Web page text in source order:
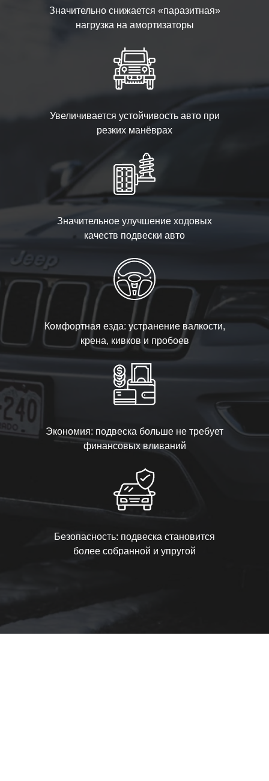
Значительно снижается «паразитная»
нагрузка на амортизаторы
Увеличивается устойчивость авто при
резких манёврах
Значительное улучшение ходовых
качеств подвески авто
Комфортная езда: устранение валкости,
крена, кивков и пробоев
Экономия: подвеска больше не требует
финансовых вливаний
Безопасность: подвеска становится
более собранной и упругой